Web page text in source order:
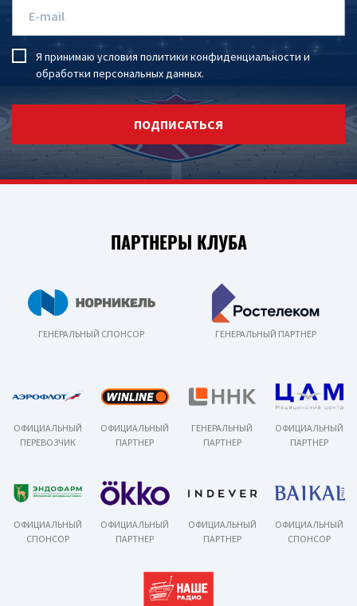
Я принимаю условия политики конфиденциальности и
обработки персональных данных.
ПОДПИСАТЬСЯ
ПАРТНЕРЫ КЛУБА
ГЕНЕРАЛЬНЫЙ СПОНСОР ГЕНЕРАЛЬНЫЙ ПАРТНЕР
ОФИЦИАЛЬНЫЙ
ПЕРЕВОЗЧИК
ОФИЦИАЛЬНЫЙ
ПАРТНЕР
ГЕНЕРАЛЬНЫЙ
ПАРТНЕР
ОФИЦИАЛЬНЫЙ
ПАРТНЕР
ОФИЦИАЛЬНЫЙ
СПОНСОР
ОФИЦИАЛЬНЫЙ
ПАРТНЕР
ОФИЦИАЛЬНЫЙ
ПАРТНЕР
ОФИЦИАЛЬНЫЙ
СПОНСОР